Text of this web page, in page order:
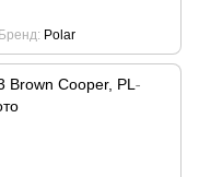
Бренд Polar